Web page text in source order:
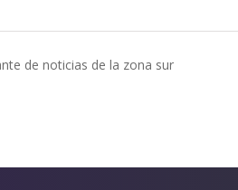
de noticias de la zona sur